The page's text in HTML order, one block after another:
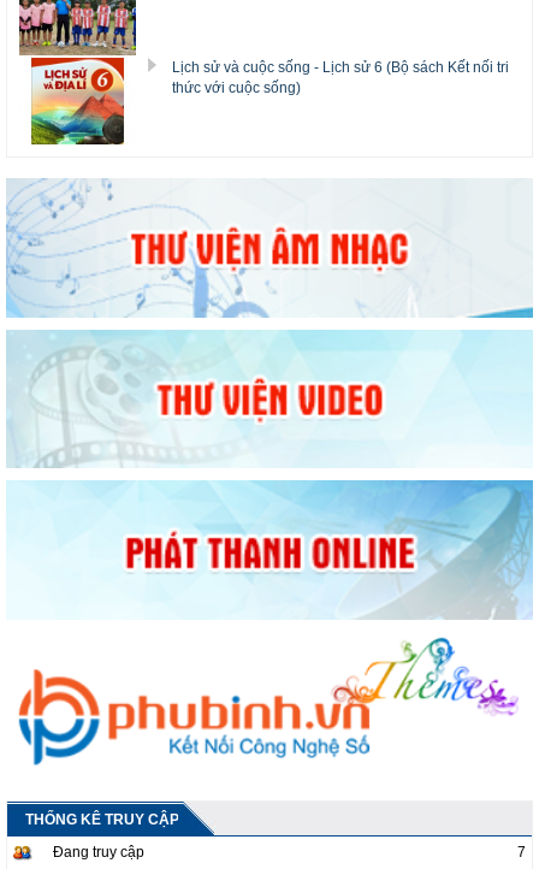
Lịch sử và cuộc sống - Lịch sử 6 (Bộ sách Kết nối tri
thức với cuộc sống)
THỐNG KÊ TRUY CẬP
Đang truy cập
7